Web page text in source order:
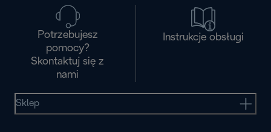
Potrzebujesz
pomocy?
Skontaktuj się z
nami
Instrukcje obsługi
Sklep